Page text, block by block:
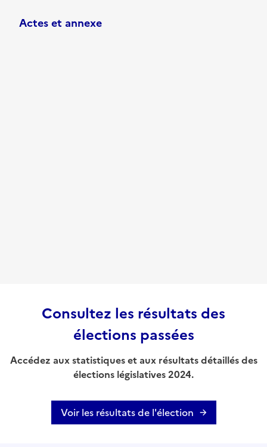
Actes et annexe
Consultez les résultats des
élections passées
Accédez aux statistiques et aux résultats détaillés des
élections législatives 2024.
Voir les résultats de l'élection